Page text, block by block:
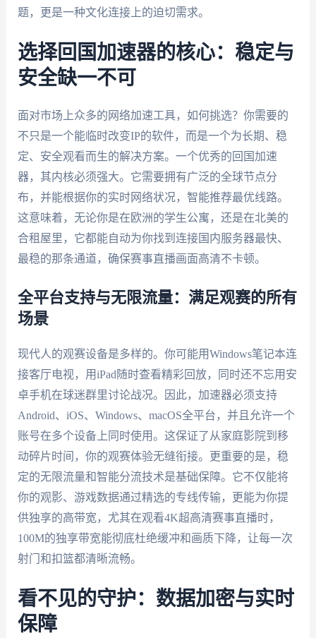
题，更是一种文化连接上的迫切需求。
选择回国加速器的核心：稳定与
安全缺一不可
面对市场上众多的网络加速工具，如何挑选？你需要的
不只是一个能临时改变IP的软件，而是一个为长期、稳
定、安全观看而生的解决方案。一个优秀的回国加速
器，其内核必须强大。它需要拥有广泛的全球节点分
布，并能根据你的实时网络状况，智能推荐最优线路。
这意味着，无论你是在欧洲的学生公寓，还是在北美的
合租屋里，它都能自动为你找到连接国内服务器最快、
最稳的那条通道，确保赛事直播画面高清不卡顿。
全平台支持与无限流量：满足观赛的所有
场景
现代人的观赛设备是多样的。你可能用Windows笔记本连
接客厅电视，用iPad随时查看精彩回放，同时还不忘用安
卓手机在球迷群里讨论战况。因此，加速器必须支持
Android、iOS、Windows、macOS全平台，并且允许一个
账号在多个设备上同时使用。这保证了从家庭影院到移
动碎片时间，你的观赛体验无缝衔接。更重要的是，稳
定的无限流量和智能分流技术是基础保障。它不仅能将
你的观影、游戏数据通过精选的专线传输，更能为你提
供独享的高带宽，尤其在观看4K超高清赛事直播时，
100M的独享带宽能彻底杜绝缓冲和画质下降，让每一次
射门和扣篮都清晰流畅。
看不见的守护：数据加密与实时
保障